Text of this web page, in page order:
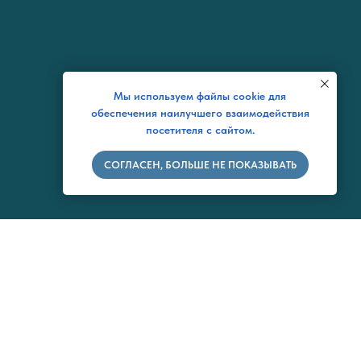
Мы используем файлы cookie для
обеспечения наилучшего взаимодействия
посетителя с сайтом.
СОГЛАСЕН, БОЛЬШЕ НЕ ПОКАЗЫВАТЬ